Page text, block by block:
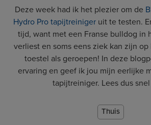
Deze week had ik het plezier om de
Hydro Pro tapijtreiniger uit te testen.
tijd, want met een Franse bulldog in
verliest en soms eens ziek kan zijn
toestel als geroepen! In deze
ervaring en geef ik jou mijn eerlijke
tapijtreiniger. Lees dus
Thuis